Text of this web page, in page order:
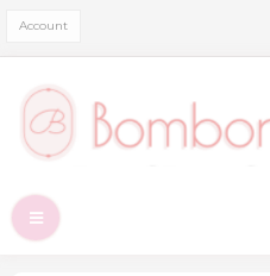
Account
Navigazione
Toggle